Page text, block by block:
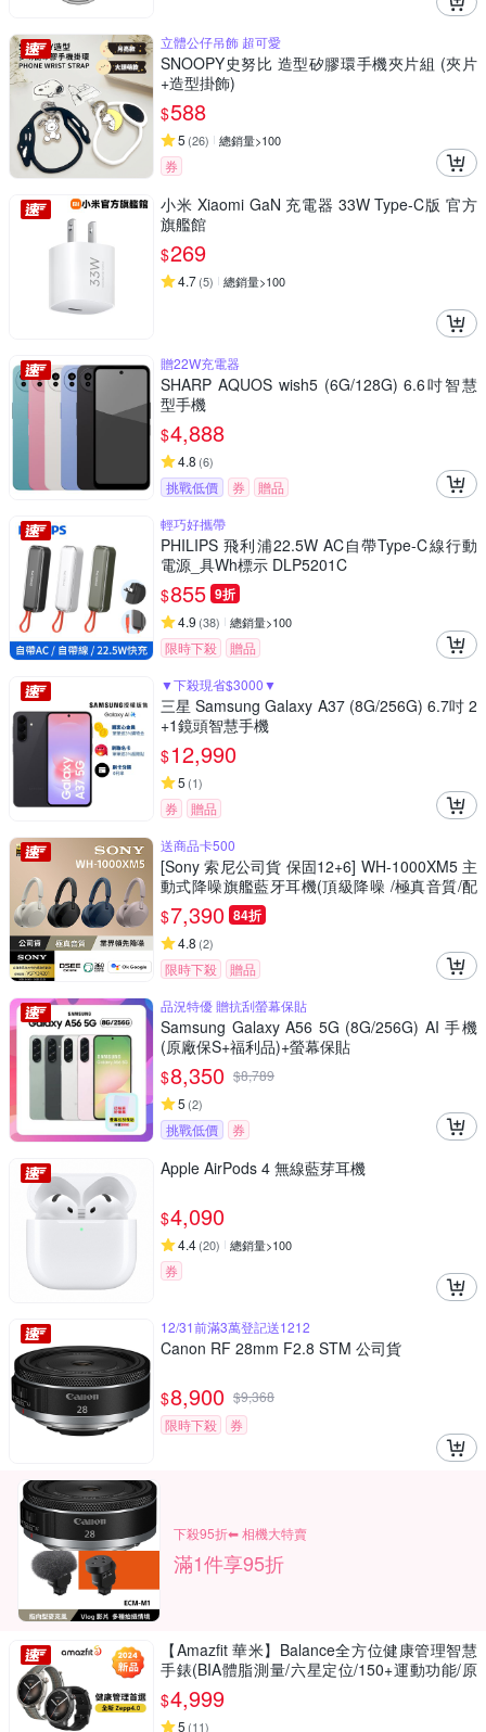
立體公仔吊飾 超可愛
SNOOPY史努比 造型矽膠環手機夾片組 (夾片
+造型掛飾)
$588
5 (26) 總銷量>100
券
小米 Xiaomi GaN 充電器 33W Type-C版 官方
旗艦館
$269
4.7(5) 總銷量>100
贈22W充電器
SHARP AQUOS wish5 (6G/128G) 6.6吋智慧
型手機
$4,888
4.8 (6)
挑戰低價 券
贈品
輕巧好攜帶
PHILIPS 飛利浦22.5W AC自帶Type-C線行動
電源_具Wh標示 DLP5201C
$855 9折
4.9 (38) 總銷量>100
限時下殺
贈品
▼下殺現省$3000▼
三星 Samsung Galaxy A37 (8G/256G) 6.7吋 2
+1鏡頭智慧手機
$12,990
5 (1)
券
贈品
送商品卡500
[Sony 索尼公司貨 保固12+6] WH-1000XM5 主
動式降噪旗艦藍牙耳機(頂級降噪 /極真音質/配
戴舒適)
$7,390 84折
4.8 (2)
限時下殺
贈品
品況特優 贈抗刮螢幕保貼
Samsung Galaxy A56 5G (8G/256G) AI 手機
(原廠保S+福利品)+螢幕保貼
$8,350 $8,789
5 (2)
挑戰低價 券
Apple AirPods 4 無線藍芽耳機
$4,090
4.4(20) 總銷量>100
券
12/31前滿3萬登記送1212
Canon RF 28mm F2.8 STM 公司貨
$8,900 $9,368
限時下殺
券
下殺95折⬅︎ 相機大特賣
滿1件享95折
【Amazfit 華米】Balance全方位健康管理智慧
手錶(BIA體脂測量/六星定位/150+運動功能/原
廠公司貨)
$4,999
5 (11)